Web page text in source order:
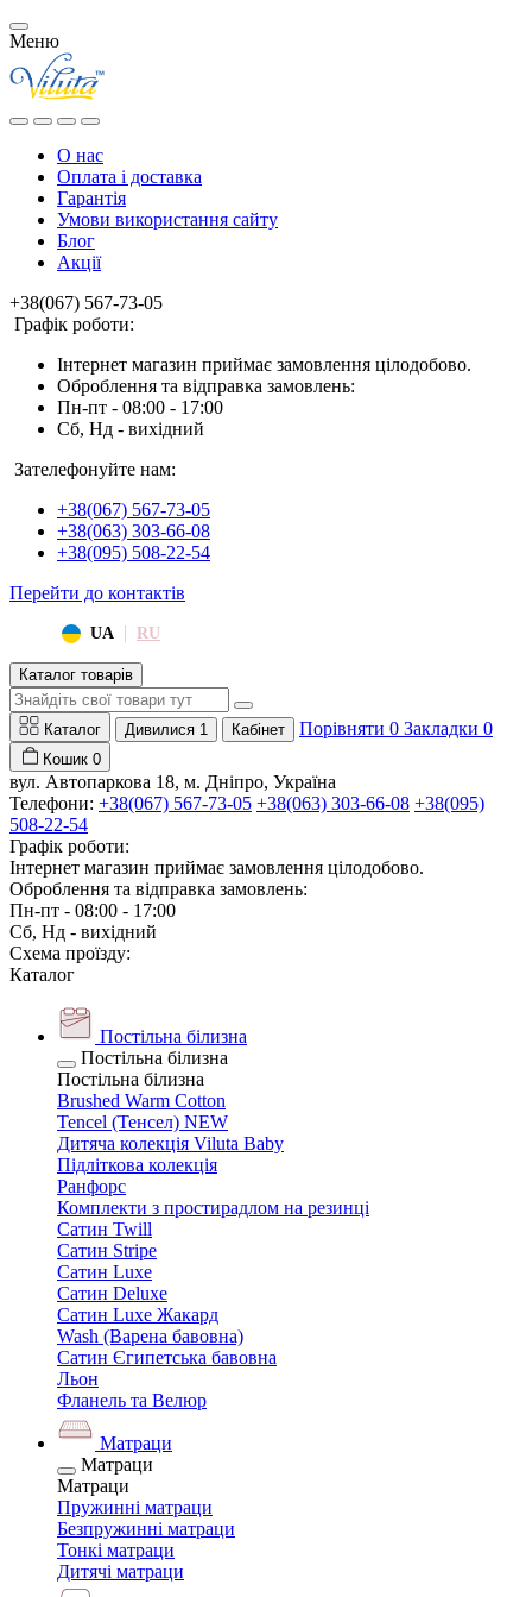
Меню
О нас
Оплата і доставка
Гарантія
Умови використання сайту
Блог
Акції
+38(067) 567-73-05
Графік роботи:
Інтернет магазин приймає замовлення цілодобово.
Оброблення та відправка замовлень:
Пн-пт - 08:00 - 17:00
Сб, Нд - вихідний
Зателефонуйте нам:
+38(067) 567-73-05
+38(063) 303-66-08
+38(095) 508-22-54
Перейти до контактів
UA | RU
Каталог товарів
Каталог Дивилися 1 Кабінет Порівняти 0 Закладки 0
Кошик 0
вул. Автопаркова 18, м. Дніпро, Україна
Телефони: +38(067) 567-73-05 +38(063) 303-66-08 +38(095)
508-22-54
Графік роботи:
Інтернет магазин приймає замовлення цілодобово.
Оброблення та відправка замовлень:
Пн-пт - 08:00 - 17:00
Сб, Нд - вихідний
Схема проїзду:
Каталог
Постільна білизна
Постільна білизна
Постільна білизна
Brushed Warm Cotton
Tencel (Тенсел) NEW
Дитяча колекція Viluta Baby
Підліткова колекція
Ранфорс
Комплекти з простирадлом на резинці
Сатин Twill
Сатин Stripe
Сатин Luxe
Сатин Deluxe
Сатин Luxe Жакард
Wash (Варена бавовна)
Сатин Єгипетська бавовна
Льон
Фланель та Велюр
Матраци
Матраци
Матраци
Пружинні матраци
Безпружинні матраци
Тонкі матраци
Дитячі матраци